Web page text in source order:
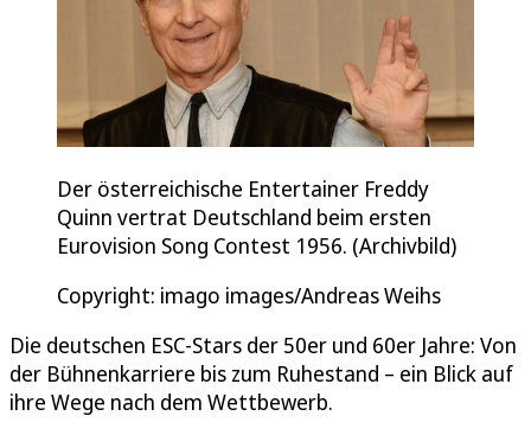
Der österreichische Entertainer Freddy
Quinn vertrat Deutschland beim ersten
Eurovision Song Contest 1956. (Archivbild)
Copyright: imago images/Andreas Weihs
Die deutschen ESC-Stars der 50er und 60er Jahre: Von
der Bühnenkarriere bis zum Ruhestand – ein Blick auf
ihre Wege nach dem Wettbewerb.